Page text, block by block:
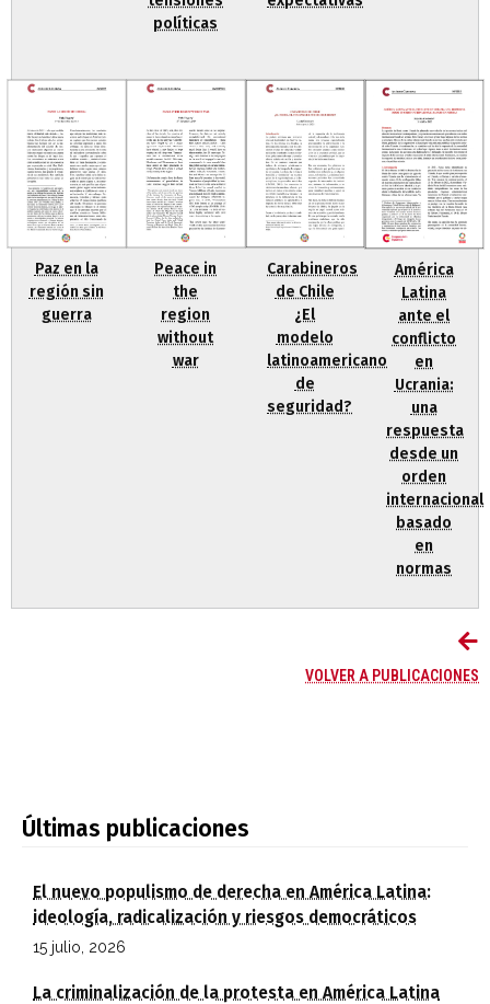
políticas
Paz en la
región sin
guerra
Peace in
the
region
without
war
Carabineros
de Chile
¿El
modelo
latinoamericano
de
seguridad?
América
Latina
ante el
conflicto
en
Ucrania:
una
respuesta
desde un
orden
internacional
basado
en
normas
VOLVER A PUBLICACIONES
Últimas publicaciones
El nuevo populismo de derecha en América Latina:
ideología, radicalización y riesgos democráticos
15 julio, 2026
La criminalización de la protesta en América Latina